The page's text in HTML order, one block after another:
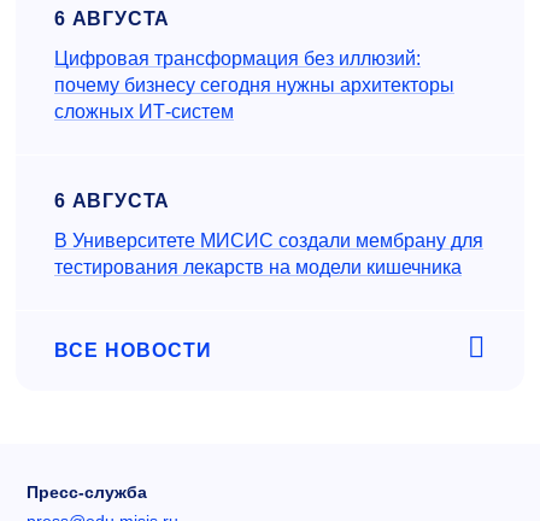
6 АВГУСТА
Цифровая трансформация без иллюзий:
почему бизнесу сегодня нужны архитекторы
сложных ИТ-систем
6 АВГУСТА
В Университете МИСИС создали мембрану для
тестирования лекарств на модели кишечника
ВСЕ НОВОСТИ
Пресс-служба